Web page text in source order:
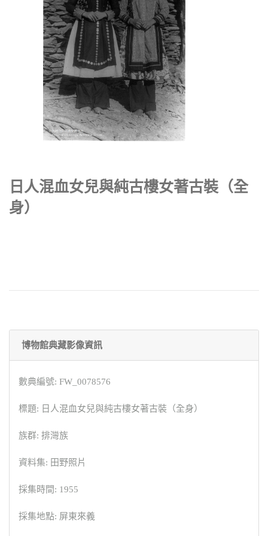
日人混血女兒與純古樓女著古裝（全
身）
博物館典藏影像資訊
數典編號: FW_0078576
標題: 日人混血女兒與純古樓女著古裝（全身）
族群: 排灣族
資料集: 田野照片
採集時間: 1955
採集地點: 屏東來義